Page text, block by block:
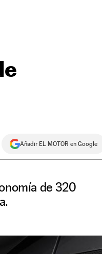
Añadir EL MOTOR en Google
de 320